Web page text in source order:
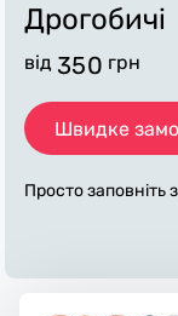
Дрогобичі
від 350 грн
Швидке
Просто заповніть
питання по